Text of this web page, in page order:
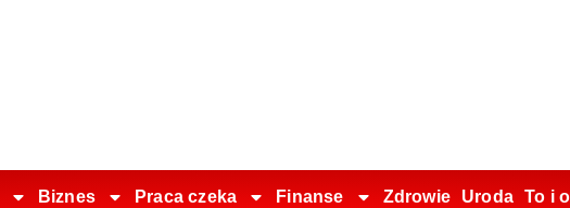
Biznes Praca czeka Finanse Zdrowie Uroda To i